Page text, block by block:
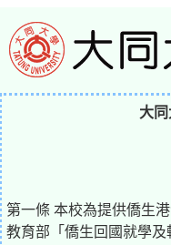
大
第一條 本校為提供僑生
教育部「僑生回國就學